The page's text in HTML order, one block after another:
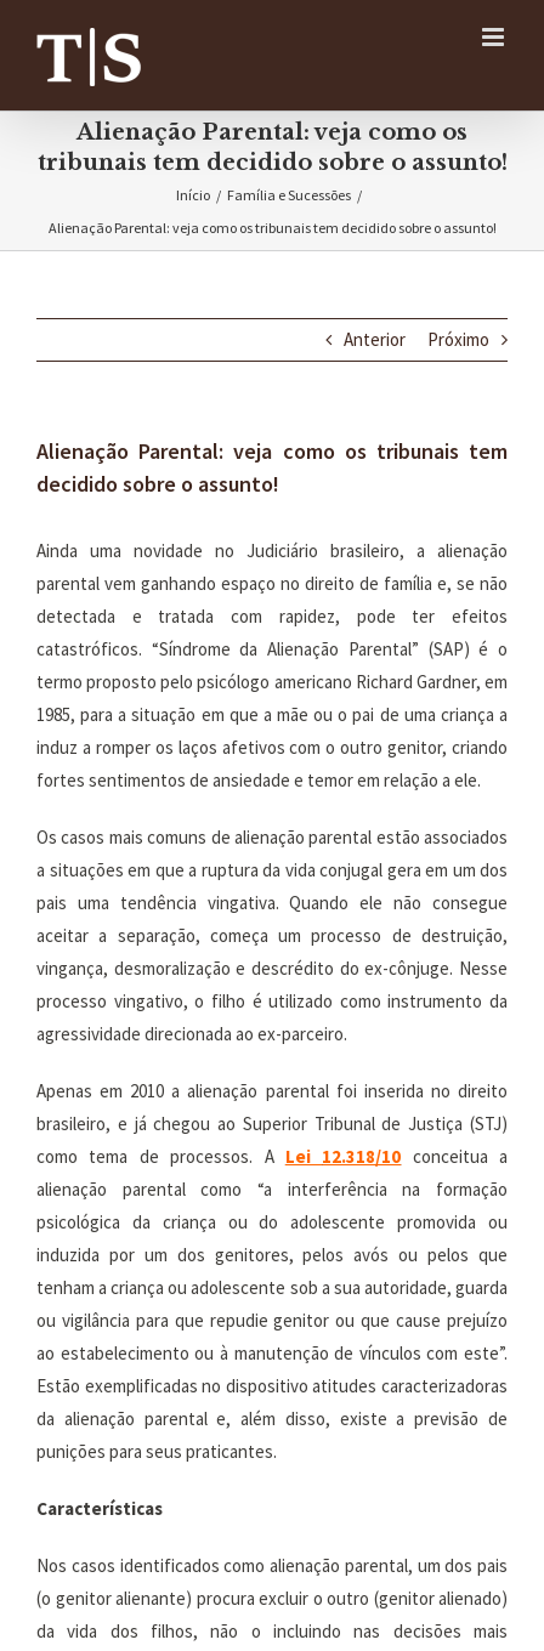
conteúdo
Alienação Parental: veja como os
tribunais tem decidido sobre o assunto!
Início / Família e Sucessões /
Alienação Parental: veja como os tribunais tem decidido sobre o assunto!
Anterior Próximo
Alienação Parental: veja como os tribunais tem
decidido sobre o assunto!
Ainda uma novidade no Judiciário brasileiro, a alienação
parental vem ganhando espaço no direito de família e, se não
detectada e tratada com rapidez, pode ter efeitos
catastróficos. “Síndrome da Alienação Parental” (SAP) é o
termo proposto pelo psicólogo americano Richard Gardner, em
1985, para a situação em que a mãe ou o pai de uma criança a
induz a romper os laços afetivos com o outro genitor, criando
fortes sentimentos de ansiedade e temor em relação a ele.
Os casos mais comuns de alienação parental estão associados
a situações em que a ruptura da vida conjugal gera em um dos
pais uma tendência vingativa. Quando ele não consegue
aceitar a separação, começa um processo de destruição,
vingança, desmoralização e descrédito do ex-cônjuge. Nesse
processo vingativo, o filho é utilizado como instrumento da
agressividade direcionada ao ex-parceiro.
Apenas em 2010 a alienação parental foi inserida no direito
brasileiro, e já chegou ao Superior Tribunal de Justiça (STJ)
como tema de processos. A Lei 12.318/10 conceitua a
alienação parental como “a interferência na formação
psicológica da criança ou do adolescente promovida ou
induzida por um dos genitores, pelos avós ou pelos que
tenham a criança ou adolescente sob a sua autoridade, guarda
ou vigilância para que repudie genitor ou que cause prejuízo
ao estabelecimento ou à manutenção de vínculos com este”.
Estão exemplificadas no dispositivo atitudes caracterizadoras
da alienação parental e, além disso, existe a previsão de
punições para seus praticantes.
Características
Nos casos identificados como alienação parental, um dos pais
(o genitor alienante) procura excluir o outro (genitor alienado)
da vida dos filhos, não o incluindo nas decisões mais